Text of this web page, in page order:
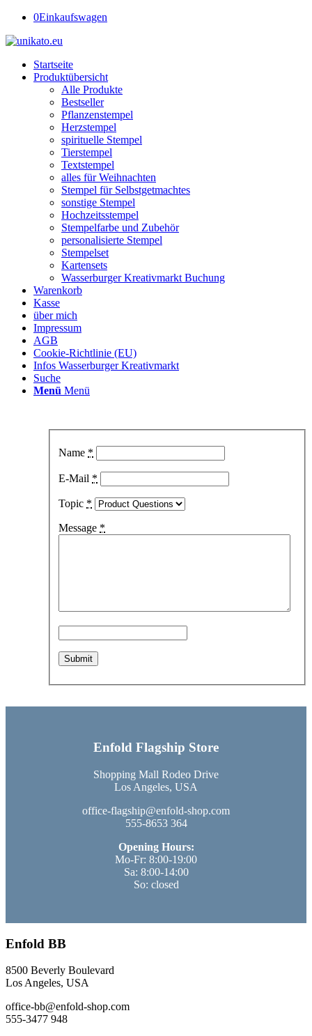
0Einkaufswagen
Startseite
Produktübersicht
Alle Produkte
Bestseller
Pflanzenstempel
Herzstempel
spirituelle Stempel
Tierstempel
Textstempel
alles für Weihnachten
Stempel für Selbstgetmachtes
sonstige Stempel
Hochzeitsstempel
Stempelfarbe und Zubehör
personalisierte Stempel
Stempelset
Kartensets
Wasserburger Kreativmarkt Buchung
Warenkorb
Kasse
über mich
Impressum
AGB
Cookie-Richtlinie (EU)
Infos Wasserburger Kreativmarkt
Suche
Menü Menü
Name *
E-Mail *
Topic *
Message *
Enfold Flagship Store
Shopping Mall Rodeo Drive
Los Angeles, USA
office-flagship@enfold-shop.com
555-8653 364
Opening Hours:
Mo-Fr: 8:00-19:00
Sa: 8:00-14:00
So: closed
Enfold BB
8500 Beverly Boulevard
Los Angeles, USA
office-bb@enfold-shop.com
555-3477 948